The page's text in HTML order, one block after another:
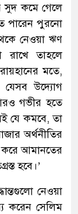
সুদ কমে গেলে
পারেন পুরনো
নেওয়া ঋণ
রাখে তাহলে
মতে,
যেসব উদ্যোগ
গভীর হতে
যে কমবে, তা
অর্থনীতির
করে আমানতের
হবে।’
নেওয়া
করেন সেলিম